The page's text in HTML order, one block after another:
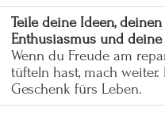
Teile deine Ideen, deinen
Enthusiasmus und
Wenn du Freude am
tüfteln hast, mach weiter.
Geschenk fürs Leben.